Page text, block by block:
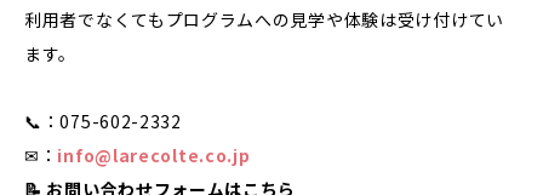
利用者でなくてもプログラムへの見学や体験は受け付けてい
ます。
📞：075-602-2332
✉： info@larecolte.co.jp
📝 お問い合わせフォームはこちら